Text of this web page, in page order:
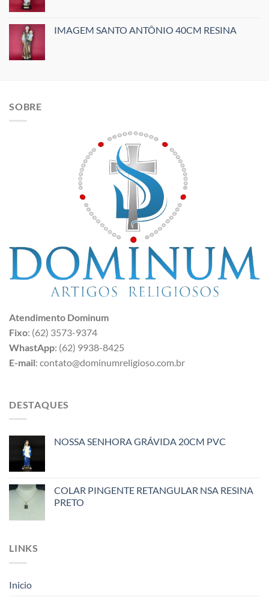
IMAGEM SANTO ANTÔNIO 40CM RESINA
SOBRE
Atendimento Dominum
Fixo: (62) 3573-9374
WhastApp: (62) 9938-8425
E-mail: contato@dominumreligioso.com.br
DESTAQUES
NOSSA SENHORA GRÁVIDA 20CM PVC
COLAR PINGENTE RETANGULAR NSA RESINA
PRETO
LINKS
Inicio